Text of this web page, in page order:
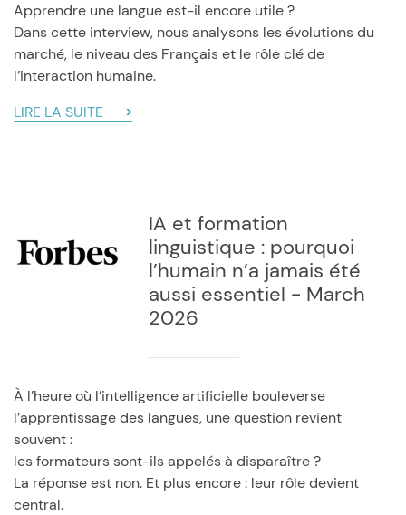
Apprendre une langue est-il encore utile ?
Dans cette interview, nous analysons les évolutions du
marché, le niveau des Français et le rôle clé de
l’interaction humaine.
LIRE LA SUITE
IA et formation
linguistique : pourquoi
l’humain n’a jamais été
aussi essentiel - March
2026
À l’heure où l’intelligence artificielle bouleverse
l’apprentissage des langues, une question revient
souvent :
les formateurs sont-ils appelés à disparaître ?
La réponse est non. Et plus encore : leur rôle devient
central.